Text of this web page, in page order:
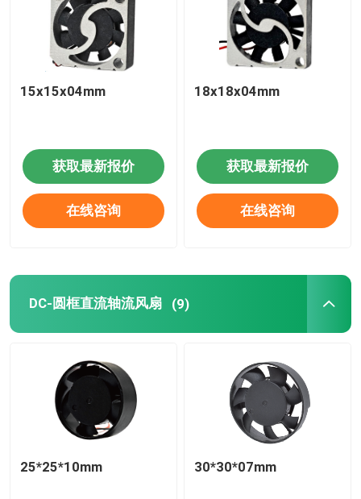
15x15x04mm
获取最新报价
在线咨询
18x18x04mm
获取最新报价
在线咨询
DC-圆框直流轴流风扇 (9)
25*25*10mm 30*30*07mm